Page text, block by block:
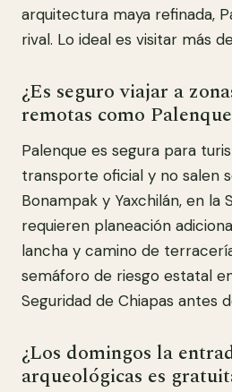
arquitectura maya refinada,
rival. Lo ideal es visitar más
¿Es seguro viajar a
remotas como
Palenque es segura para
transporte oficial y no salen
Bonampak y Yaxchilán, en la
requieren planeación
lancha y camino de
semáforo de riesgo estatal
Seguridad de Chiapas antes
¿Los domingos la
arqueológicas es